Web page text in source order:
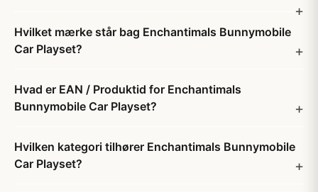
Hvilket mærke står bag Enchantimals Bunnymobile
Car Playset?
Hvad er EAN / Produktid for Enchantimals
Bunnymobile Car Playset?
Hvilken kategori tilhører Enchantimals Bunnymobile
Car Playset?